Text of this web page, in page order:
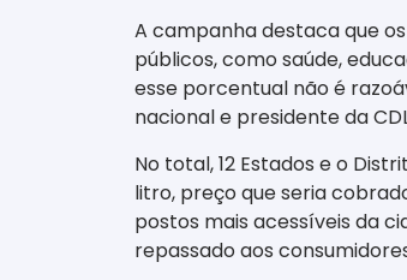
A campanha destaca que
públicos, como saúde,
esse porcentual não é
nacional e presidente da
No total, 12 Estados e o
litro, preço que seria
postos mais acessíveis da
repassado aos